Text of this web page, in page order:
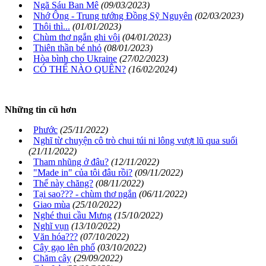
Ngã Sáu Ban Mê (09/03/2023)
Nhớ Ông - Trung tướng Đồng Sỹ Nguyên (02/03/2023)
Thôi thì... (01/01/2023)
Chùm thơ ngắn ghi vội (04/01/2023)
Thiên thần bé nhỏ (08/01/2023)
Hòa bình cho Ukraine (27/02/2023)
CÓ THỂ NÀO QUÊN? (16/02/2024)
Những tin cũ hơn
Phước (25/11/2022)
Nghĩ từ chuyện cô trò chui túi ni lông vượt lũ qua suối
(21/11/2022)
Tham nhũng ở đâu? (12/11/2022)
"Made in" của tôi đâu rồi? (09/11/2022)
Thế này chăng? (08/11/2022)
Tại sao??? - chùm thơ ngắn (06/11/2022)
Giao mùa (25/10/2022)
Nghé thui cầu Mưng (15/10/2022)
Nghĩ vụn (13/10/2022)
Văn hóa??? (07/10/2022)
Cây gạo lên phố (03/10/2022)
Chăm cây (29/09/2022)